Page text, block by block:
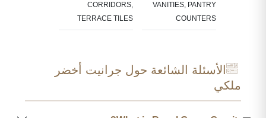
VANITIES, PANTRY
COUNTERS
CORRIDORS,
TERRACE TILES
الأسئلة الشائعة حول جرانيت أخضر
ملكي